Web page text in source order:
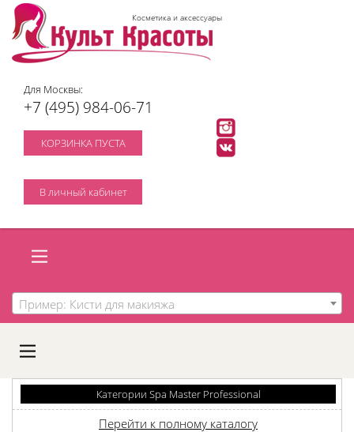
Косметика и аксессуары
Для Москвы:
+7 (495) 984-06-71
КОРЗИНКА ПУСТА
В личный кабинет
Пример: Кисти для макияжа
A
C
D
Категории Spa Master Professional
Перейти к полному каталогу